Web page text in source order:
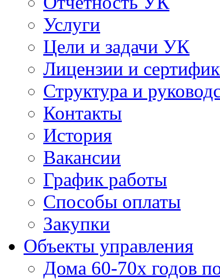
Услуги
Цели и задачи УК
Лицензии и
Структура и
Контакты
История
Вакансии
График работы
Способы оплаты
Закупки
Объекты управления
Дома 60-70х годов